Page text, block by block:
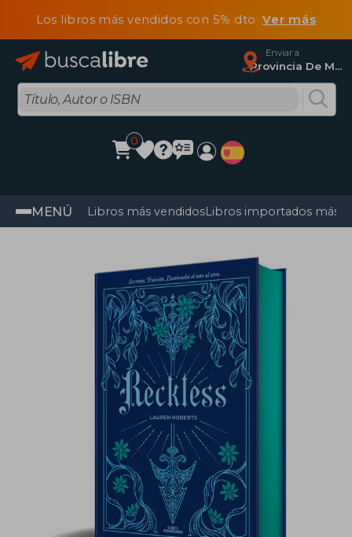
Los libros más vendidos con 5% dtoVer más
Enviar a
Provincia De Madrid
0
MENÚ Libros más vendidosLibros importados más